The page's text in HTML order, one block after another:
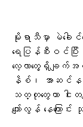
မိုးရာသီမှာ မဲခ
ရေပြန်စီးဝင်ပြီး
လေ့လာတွေ့ရှိချ
နိစ်၊ အာဆင်
သတ္တုတွေဟာ င
ကျော်လွန် နေကြော